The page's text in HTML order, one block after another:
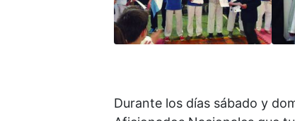
Durante los días sábado y